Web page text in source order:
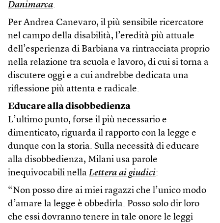
Danimarca.
Per Andrea Canevaro, il più sensibile ricercatore
nel campo della disabilità, l’eredità più attuale
dell’esperienza di Barbiana va rintracciata proprio
nella relazione tra scuola e lavoro, di cui si torna a
discutere oggi e a cui andrebbe dedicata una
riflessione più attenta e radicale.
Educare alla disobbedienza
L’ultimo punto, forse il più necessario e
dimenticato, riguarda il rapporto con la legge e
dunque con la storia. Sulla necessità di educare
alla disobbedienza, Milani usa parole
inequivocabili nella Lettera ai giudici:
“Non posso dire ai miei ragazzi che l’unico modo
d’amare la legge è obbedirla. Posso solo dir loro
che essi dovranno tenere in tale onore le leggi